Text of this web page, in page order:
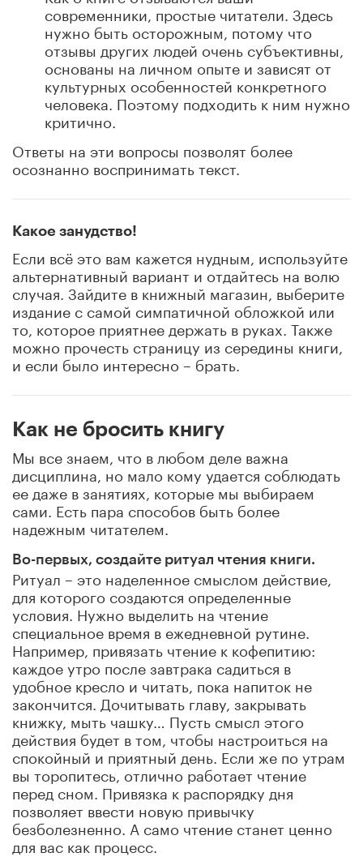
современники, простые читатели. Здесь
нужно быть осторожным, потому что
отзывы других людей очень субъективны,
основаны на личном опыте и зависят от
культурных особенностей конкретного
человека. Поэтому подходить к ним нужно
критично.
Ответы на эти вопросы позволят более
осознанно воспринимать текст.
Какое занудство!
Если всё это вам кажется нудным, используйте
альтернативный вариант и отдайтесь на волю
случая. Зайдите в книжный магазин, выберите
издание с самой симпатичной обложкой или
то, которое приятнее держать в руках. Также
можно прочесть страницу из середины книги,
и если было интересно – брать.
Как не бросить книгу
Мы все знаем, что в любом деле важна
дисциплина, но мало кому удается соблюдать
ее даже в занятиях, которые мы выбираем
сами. Есть пара способов быть более
надежным читателем.
Во-первых, создайте ритуал чтения книги.
Ритуал – это наделенное смыслом действие,
для которого создаются определенные
условия. Нужно выделить на чтение
специальное время в ежедневной рутине.
Например, привязать чтение к кофепитию:
каждое утро после завтрака садиться в
удобное кресло и читать, пока напиток не
закончится. Дочитывать главу, закрывать
книжку, мыть чашку… Пусть смысл этого
действия будет в том, чтобы настроиться на
спокойный и приятный день. Если же по утрам
вы торопитесь, отлично работает чтение
перед сном. Привязка к распорядку дня
позволяет ввести новую привычку
безболезненно. А само чтение станет ценно
для вас как процесс.